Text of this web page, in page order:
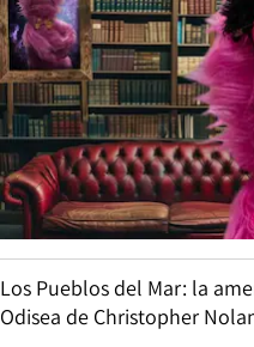
Los Pueblos del Mar: la
Odisea de Christopher